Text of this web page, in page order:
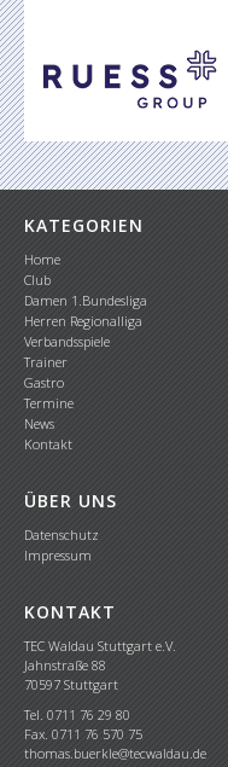
KATEGORIEN
Home
Club
Damen 1.Bundesliga
Herren Regionalliga
Verbandsspiele
Trainer
Gastro
Termine
News
Kontakt
ÜBER UNS
Datenschutz
Impressum
KONTAKT
TEC Waldau Stuttgart e.V.
Jahnstraße 88
70597 Stuttgart
Tel. 0711 76 29 80
Fax. 0711 76 570 75
thomas.buerkle@tecwaldau.de